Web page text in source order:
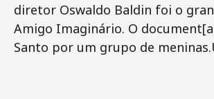
diretor Oswaldo Baldin foi o
Amigo Imaginário. O
Santo por um grupo de